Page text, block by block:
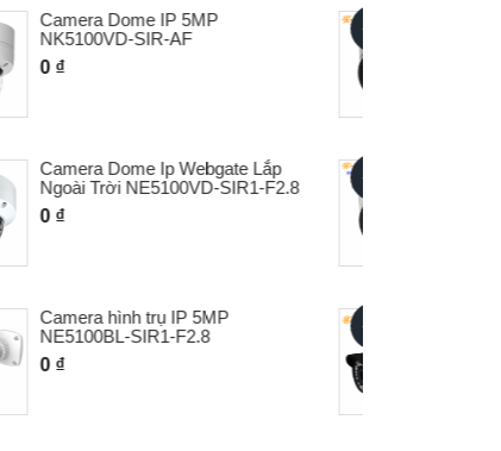
- 0%
Camera IP Dome Webgate
NE2100ED-SIR1-F2.8
- 0%
Camera IP Full HD NE2100ED-
SIR2-AF
- 0%
Camera IP Thân 5MP
NK5100BL-IR42-F3.6